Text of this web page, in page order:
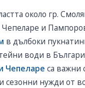
около гр.
Чепеларе и
в дълбоки
води в
Чепеларе са важни
сезонни нужди от